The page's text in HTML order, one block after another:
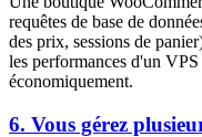
requêtes de base de
des prix, sessions de
les performances d'un
économiquement.
6. Vous gérez